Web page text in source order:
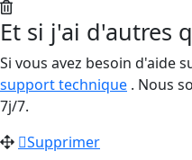
Et si j'ai d'autres
Si vous avez besoin d'aide
support technique . Nous
7j/7.
Supprimer